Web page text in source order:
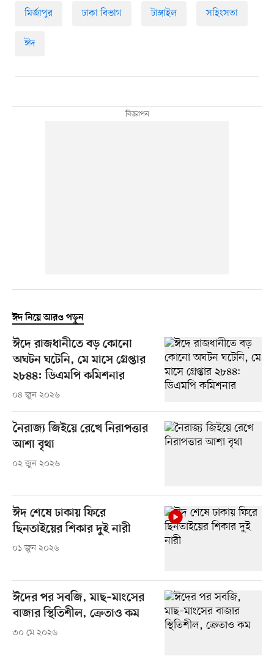
মির্জাপুর ঢাকা বিভাগ টাঙ্গাইল সহিংসতা
ঈদ
ঈদ নিয়ে আরও পড়ুন
ঈদে রাজধানীতে বড় কোনো
অঘটন ঘটেনি, মে মাসে গ্রেপ্তার
২৮৪৪: ডিএমপি কমিশনার
০৪ জুন ২০২৬
নৈরাজ্য জিইয়ে রেখে নিরাপত্তার
আশা বৃথা
০২ জুন ২০২৬
ঈদ শেষে ঢাকায় ফিরে
ছিনতাইয়ের শিকার দুই নারী
০১ জুন ২০২৬
ঈদের পর সবজি, মাছ–মাংসের
বাজার স্থিতিশীল, ক্রেতাও কম
৩০ মে ২০২৬